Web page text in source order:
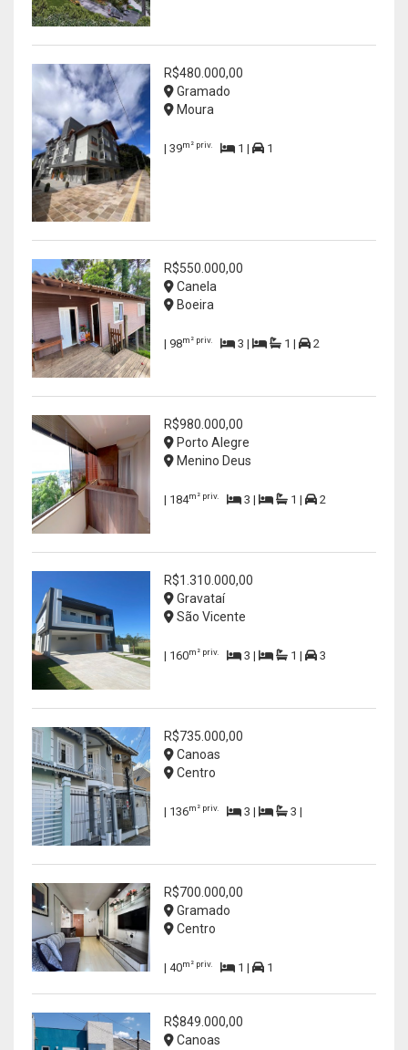
R$480.000,00
Gramado
Moura
| 39m² priv. 1 | 1
R$550.000,00
Canela
Boeira
| 98m² priv. 3 | 1 | 2
R$980.000,00
Porto Alegre
Menino Deus
| 184m² priv. 3 | 1 | 2
R$1.310.000,00
Gravataí
São Vicente
| 160m² priv. 3 | 1 | 3
R$735.000,00
Canoas
Centro
| 136m² priv. 3 | 3 |
R$700.000,00
Gramado
Centro
| 40m² priv. 1 | 1
R$849.000,00
Canoas